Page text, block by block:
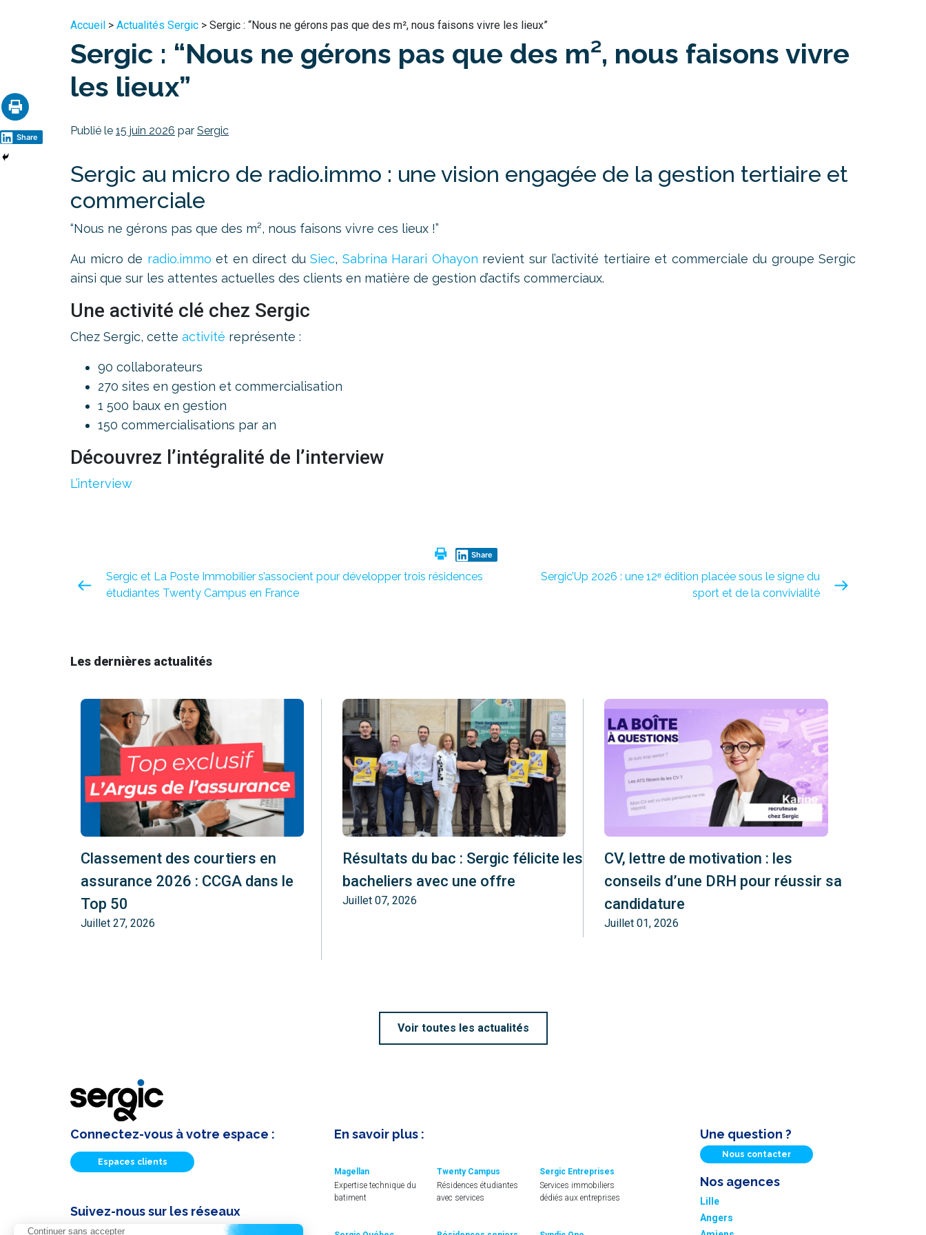
Accueil > Actualités Sergic > Sergic : “Nous ne gérons pas que des m², nous faisons vivre les lieux”
Sergic : “Nous ne gérons pas que des m², nous faisons vivre
les lieux”
Publié le 15 juin 2026 par Sergic
Sergic au micro de radio.immo : une vision engagée de la gestion tertiaire et
commerciale
“Nous ne gérons pas que des m², nous faisons vivre ces lieux !”
Au micro de radio.immo et en direct du Siec, Sabrina Harari Ohayon revient sur l’activité tertiaire et commerciale du groupe Sergic
ainsi que sur les attentes actuelles des clients en matière de gestion d’actifs commerciaux.
Une activité clé chez Sergic
Chez Sergic, cette activité représente :
90 collaborateurs
270 sites en gestion et commercialisation
1 500 baux en gestion
150 commercialisations par an
Découvrez l’intégralité de l’interview
L’interview
Share
Share
Sergic et La Poste Immobilier s’associent pour développer trois résidences
étudiantes Twenty Campus en France
Sergic’Up 2026 : une 12ᵉ édition placée sous le signe du
sport et de la convivialité
Les dernières actualités
Classement des courtiers en
assurance 2026 : CCGA dans le
Top 50
Juillet 27, 2026
Résultats du bac : Sergic félicite les
bacheliers avec une offre
Juillet 07, 2026
CV, lettre de motivation : les
conseils d’une DRH pour réussir sa
candidature
Juillet 01, 2026
Voir toutes les actualités
Connectez-vous à votre espace :
Espaces clients
Suivez-nous sur les réseaux
En savoir plus :
Magellan
Expertise technique du
batiment
Twenty Campus
Résidences étudiantes
avec services
Sergic Entreprises
Services immobiliers
dédiés aux entreprises
Une question ?
Nous contacter
Nos agences
Lille
Angers